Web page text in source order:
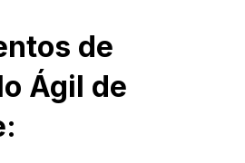
de
Ágil de